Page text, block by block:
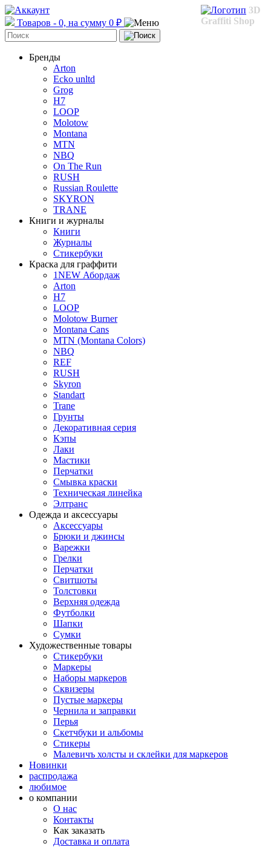
3D
Graffiti Shop
Товаров - 0, на сумму 0 ₽
Бренды
Arton
Ecko unltd
Grog
H7
LOOP
Molotow
Montana
MTN
NBQ
On The Run
RUSH
Russian Roulette
SKYRON
TRANE
Книги и журналы
Книги
Журналы
Стикербуки
Краска для граффити
1NEW Абордаж
Arton
H7
LOOP
Molotow Burner
Montana Cans
MTN (Montana Colors)
NBQ
REF
RUSH
Skyron
Standart
Trane
Грунты
Декоративная серия
Кэпы
Лаки
Мастики
Перчатки
Смывка краски
Техническая линейка
Элтранс
Одежда и аксессуары
Аксессуары
Брюки и джинсы
Варежки
Грелки
Перчатки
Свитшоты
Толстовки
Верхняя одежда
Футболки
Шапки
Сумки
Художественные товары
Стикербуки
Маркеры
Наборы маркеров
Сквизеры
Пустые маркеры
Чернила и заправки
Перья
Скетчбуки и альбомы
Стикеры
Малевичъ холсты и склейки для маркеров
Новинки
распродажа
любимое
о компании
О нас
Контакты
Как заказать
Доставка и оплата